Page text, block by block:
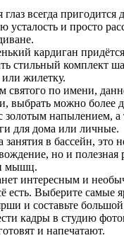
всегда пригодится
и просто
кардиган
стильный комплект
или жилетку.
святого по имени,
выбрать можно более
золотым напылением, а
для дома или личные.
в бассейн, это
но и полезная
мышц.
интересным и
есть. Выберите самые
и составьте
кадры в студию
и напечатают.